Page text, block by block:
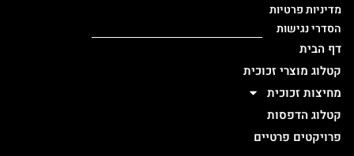
מדיניות פרטיות
הסדרי נגישות
דף הבית
קטלוג מוצרי זכוכית
מחיצות זכוכית
קטלוג הדפסות
פרויקטים פרטיים